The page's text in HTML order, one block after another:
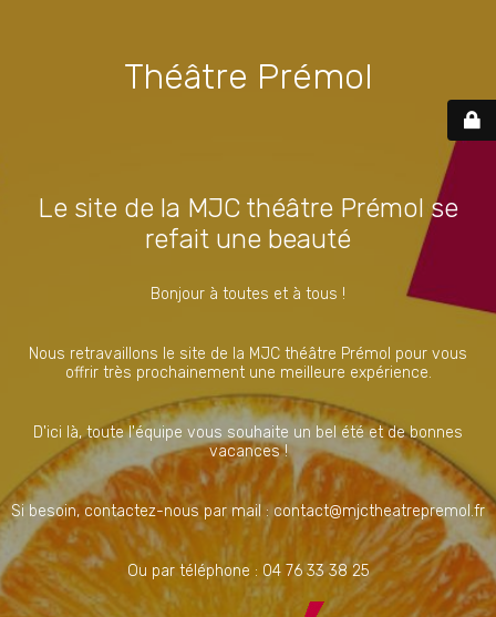
Théâtre Prémol
Le site de la MJC théâtre Prémol se
refait une beauté
Bonjour à toutes et à tous !
Nous retravaillons le site de la MJC théâtre Prémol pour vous
offrir très prochainement une meilleure expérience.
D'ici là, toute l'équipe vous souhaite un bel été et de bonnes
vacances !
Si besoin, contactez-nous par mail : contact@mjctheatrepremol.fr
Ou par téléphone : 04 76 33 38 25